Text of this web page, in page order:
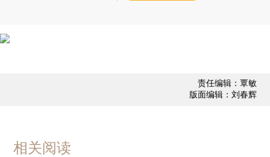
责任编辑：覃敏
版面编辑：刘春辉
相关阅读